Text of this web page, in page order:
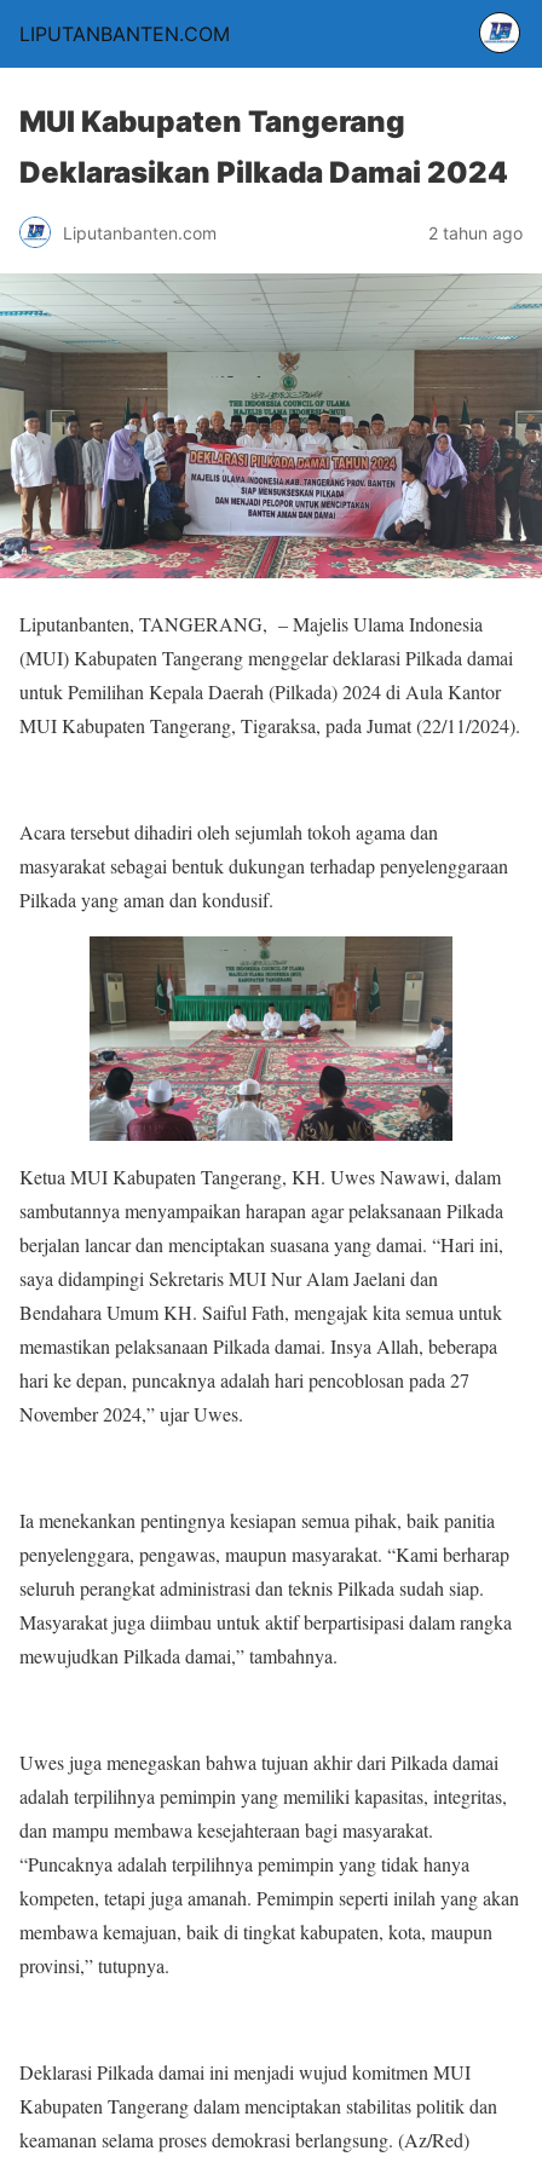
LIPUTANBANTEN.COM
MUI Kabupaten Tangerang
Deklarasikan Pilkada Damai 2024
Liputanbanten.com 2 tahun ago
Liputanbanten, TANGERANG, – Majelis Ulama Indonesia
(MUI) Kabupaten Tangerang menggelar deklarasi Pilkada damai
untuk Pemilihan Kepala Daerah (Pilkada) 2024 di Aula Kantor
MUI Kabupaten Tangerang, Tigaraksa, pada Jumat (22/11/2024).
Acara tersebut dihadiri oleh sejumlah tokoh agama dan
masyarakat sebagai bentuk dukungan terhadap penyelenggaraan
Pilkada yang aman dan kondusif.
Ketua MUI Kabupaten Tangerang, KH. Uwes Nawawi, dalam
sambutannya menyampaikan harapan agar pelaksanaan Pilkada
berjalan lancar dan menciptakan suasana yang damai. “Hari ini,
saya didampingi Sekretaris MUI Nur Alam Jaelani dan
Bendahara Umum KH. Saiful Fath, mengajak kita semua untuk
memastikan pelaksanaan Pilkada damai. Insya Allah, beberapa
hari ke depan, puncaknya adalah hari pencoblosan pada 27
November 2024,” ujar Uwes.
Ia menekankan pentingnya kesiapan semua pihak, baik panitia
penyelenggara, pengawas, maupun masyarakat. “Kami berharap
seluruh perangkat administrasi dan teknis Pilkada sudah siap.
Masyarakat juga diimbau untuk aktif berpartisipasi dalam rangka
mewujudkan Pilkada damai,” tambahnya.
Uwes juga menegaskan bahwa tujuan akhir dari Pilkada damai
adalah terpilihnya pemimpin yang memiliki kapasitas, integritas,
dan mampu membawa kesejahteraan bagi masyarakat.
“Puncaknya adalah terpilihnya pemimpin yang tidak hanya
kompeten, tetapi juga amanah. Pemimpin seperti inilah yang akan
membawa kemajuan, baik di tingkat kabupaten, kota, maupun
provinsi,” tutupnya.
Deklarasi Pilkada damai ini menjadi wujud komitmen MUI
Kabupaten Tangerang dalam menciptakan stabilitas politik dan
keamanan selama proses demokrasi berlangsung. (Az/Red)